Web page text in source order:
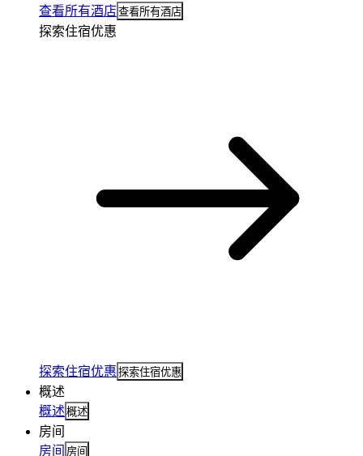
查看所有酒店查看所有酒店
探索住宿优惠
探索住宿优惠 探索住宿优惠
概述
概述 概述
房间
房间 房间